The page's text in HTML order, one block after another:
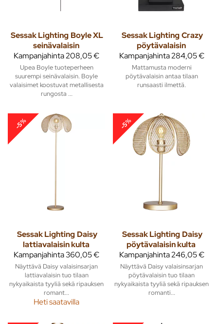
Sessak Lighting Boyle XL
seinävalaisin
Kampanjahinta208,05 €
Upea Boyle tuoteperheen
suurempi seinävalaisin. Boyle
valaisimet koostuvat metallisesta
rungosta ...
Sessak Lighting Crazy
pöytävalaisin
Kampanjahinta284,05 €
Mattamusta moderni
pöytävalaisin antaa tilaan
runsaasti ilmettä.
-5%
Sessak Lighting Daisy
lattiavalaisin kulta
Kampanjahinta360,05 €
Näyttävä Daisy valaisinsarjan
lattiavalaisin tuo tilaan
nykyaikaista tyyliä sekä ripauksen
romant...
Heti saatavilla
-5%
Sessak Lighting Daisy
pöytävalaisin kulta
Kampanjahinta246,05 €
Näyttävä Daisy valaisinsarjan
pöytävalaisin tuo tilaan
nykyaikaista tyyliä sekä ripauksen
romanti...